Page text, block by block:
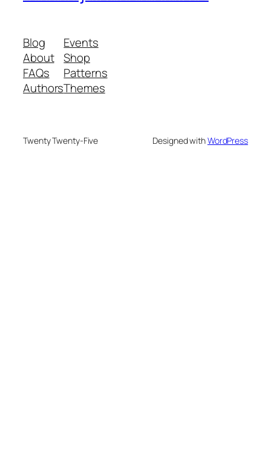
Blog
About
FAQs
Authors
Events
Shop
Patterns
Themes
Twenty Twenty-Five Designed withWordPress